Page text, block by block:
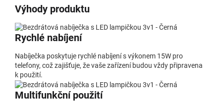
Výhody produktu
Rychlé nabíjení
Nabíječka poskytuje rychlé nabíjení s výkonem 15W pro
telefony, což zajišťuje, že vaše zařízení budou vždy připravena
k použití.
Multifunkční použití